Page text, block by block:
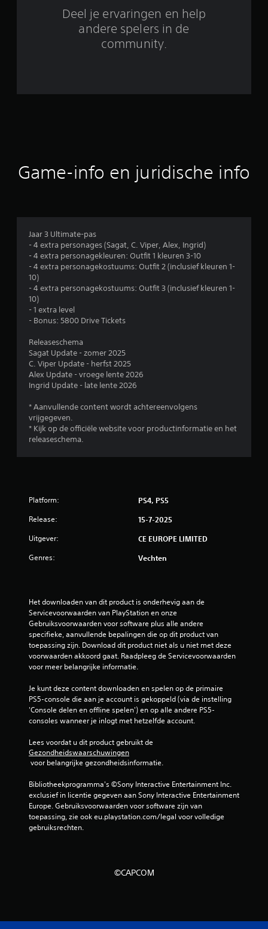
o
e
e
n
Deel je ervaringen en help
andere spelers in de
community.
Game-info en juridische info
Jaar 3 Ultimate-pas
- 4 extra personages (Sagat, C. Viper, Alex, Ingrid)
- 4 extra personagekleuren: Outfit 1 kleuren 3-10
- 4 extra personagekostuums: Outfit 2 (inclusief kleuren 1-
10)
- 4 extra personagekostuums: Outfit 3 (inclusief kleuren 1-
10)
- 1 extra level
- Bonus: 5800 Drive Tickets
Releaseschema
Sagat Update - zomer 2025
C. Viper Update - herfst 2025
Alex Update - vroege lente 2026
Ingrid Update - late lente 2026
* Aanvullende content wordt achtereenvolgens
vrijgegeven.
* Kijk op de officiële website voor productinformatie en het
releaseschema.
Platform: PS4, PS5
Release: 15-7-2025
Uitgever: CE EUROPE LIMITED
Genres: Vechten
Het downloaden van dit product is onderhevig aan de
Servicevoorwaarden van PlayStation en onze
Gebruiksvoorwaarden voor software plus alle andere
specifieke, aanvullende bepalingen die op dit product van
toepassing zijn. Download dit product niet als u niet met deze
voorwaarden akkoord gaat. Raadpleeg de Servicevoorwaarden
voor meer belangrijke informatie.
Je kunt deze content downloaden en spelen op de primaire
PS5-console die aan je account is gekoppeld (via de instelling
'Console delen en offline spelen') en op alle andere PS5-
consoles wanneer je inlogt met hetzelfde account.
Lees voordat u dit product gebruikt de
Gezondheidswaarschuwingen
voor belangrijke gezondheidsinformatie.
Bibliotheekprogramma's ©Sony Interactive Entertainment Inc.
exclusief in licentie gegeven aan Sony Interactive Entertainment
Europe. Gebruiksvoorwaarden voor software zijn van
toepassing, zie ook eu.playstation.com/legal voor volledige
gebruiksrechten.
©CAPCOM